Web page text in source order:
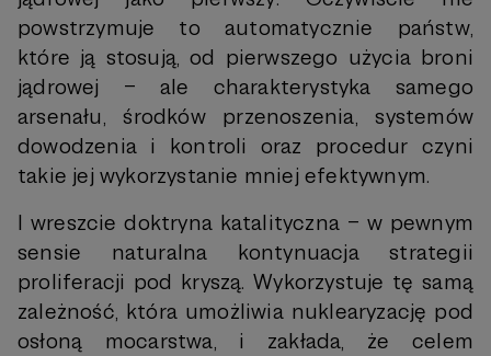
powstrzymuje to automatycznie państw,
które ją stosują, od pierwszego użycia broni
jądrowej – ale charakterystyka samego
arsenału, środków przenoszenia, systemów
dowodzenia i kontroli oraz procedur czyni
takie jej wykorzystanie mniej efektywnym.
I wreszcie doktryna katalityczna – w pewnym
sensie naturalna kontynuacja strategii
proliferacji pod kryszą. Wykorzystuje tę samą
zależność, która umożliwia nuklearyzację pod
osłoną mocarstwa, i zakłada, że celem